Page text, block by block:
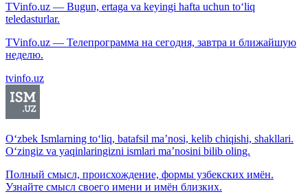
TVinfo.uz — Bugun, ertaga va keyingi hafta uchun to‘liq
teledasturlar.
TVinfo.uz — Телепрограмма на сегодня, завтра и ближайшую
неделю.
tvinfo.uz
O‘zbek Ismlarning to‘liq, batafsil ma’nosi, kelib chiqishi, shakllari.
O‘zingiz va yaqinlaringizni ismlari ma’nosini bilib oling.
Полный смысл, происхождение, формы узбекских имён.
Узнайте смысл своего имени и имён близких.